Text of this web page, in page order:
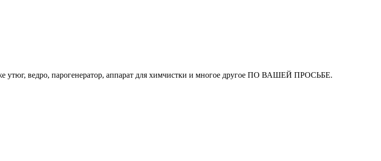
утюг, ведро, парогенератор, аппарат для химчистки и многое другое ПО ВАШЕЙ ПРОСЬБЕ.